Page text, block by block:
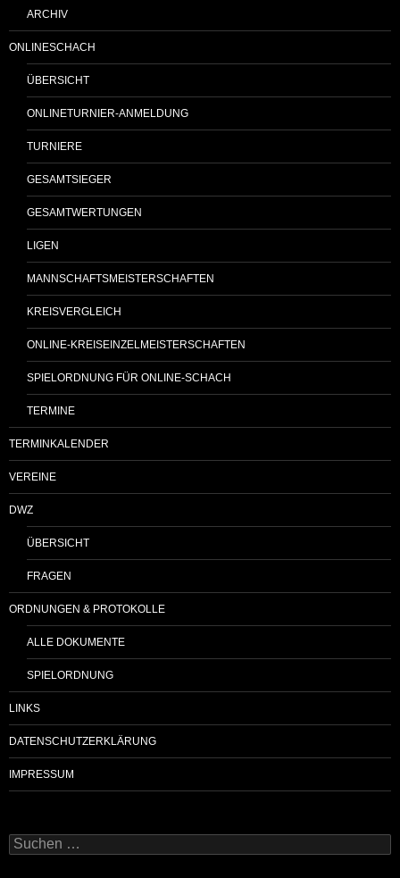
ARCHIV
ONLINESCHACH
ÜBERSICHT
ONLINETURNIER-ANMELDUNG
TURNIERE
GESAMTSIEGER
GESAMTWERTUNGEN
LIGEN
MANNSCHAFTSMEISTERSCHAFTEN
KREISVERGLEICH
ONLINE-KREISEINZELMEISTERSCHAFTEN
SPIELORDNUNG FÜR ONLINE-SCHACH
TERMINE
TERMINKALENDER
VEREINE
DWZ
ÜBERSICHT
FRAGEN
ORDNUNGEN & PROTOKOLLE
ALLE DOKUMENTE
SPIELORDNUNG
LINKS
DATENSCHUTZERKLÄRUNG
IMPRESSUM
Suchen
nach: